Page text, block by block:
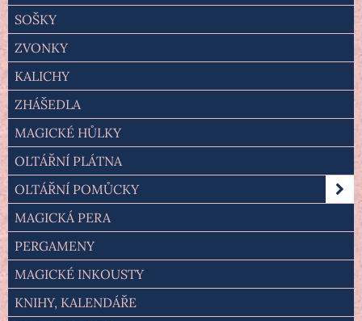
SOŠKY
ZVONKY
KALICHY
ZHÁŠEDLA
MAGICKÉ HŮLKY
OLTÁŘNÍ PLÁTNA
OLTÁŘNÍ POMŮCKY
MAGICKÁ PERA
PERGAMENY
MAGICKÉ INKOUSTY
KNIHY, KALENDÁŘE